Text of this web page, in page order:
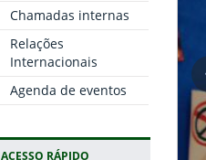
Chamadas internas
Relações
Internacionais
Agenda de eventos
ACESSO RÁPIDO